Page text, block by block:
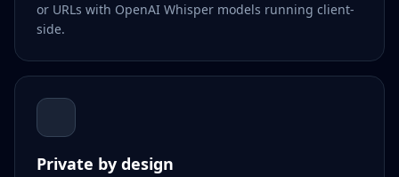
or URLs with OpenAI Whisper models running client-
side.
Private by design